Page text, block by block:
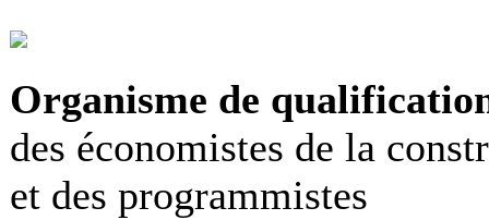
Organisme de
des économistes de la
et des programmistes